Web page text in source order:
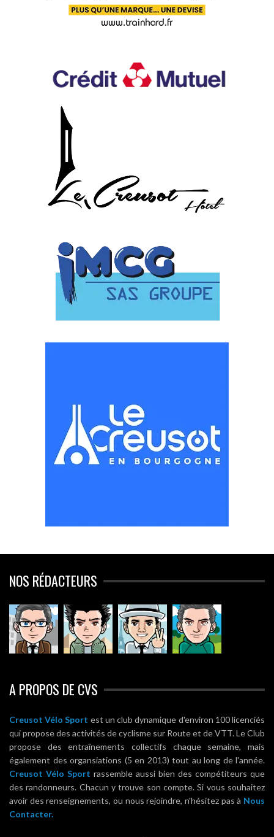
NOS RÉDACTEURS
A PROPOS DE CVS
Creusot Vélo Sport est un club dynamique d'environ 100 licenciés
qui propose des activités de cyclisme sur Route et de VTT. Le Club
propose des entraînements collectifs chaque semaine, mais
également des organsiations (5 en 2013) tout au long de l'année.
Creusot Vélo Sport rassemble aussi bien des compétiteurs que
des randonneurs. Chacun y trouve son compte. Si vous souhaitez
avoir des renseignements, ou nous rejoindre, n'hésitez pas à Nous
Contacter.